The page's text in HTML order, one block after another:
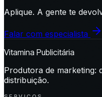
Aplique. A gente te
Falar com especialista
Vitamina Publicitária
Produtora de marketing:
distribuição.